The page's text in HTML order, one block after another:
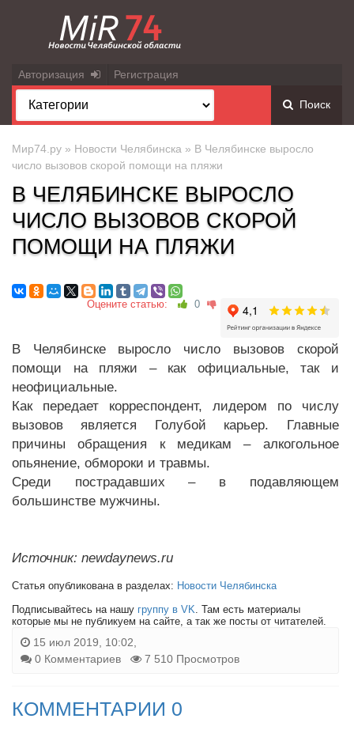
Авторизация Регистрация
Поиск
Мир74.ру » Новости Челябинска » В Челябинске выросло
число вызовов скорой помощи на пляжи
В ЧЕЛЯБИНСКЕ ВЫРОСЛО
ЧИСЛО ВЫЗОВОВ СКОРОЙ
ПОМОЩИ НА ПЛЯЖИ
Оцените статью: 0
В Челябинске выросло число вызовов скорой
помощи на пляжи – как официальные, так и
неофициальные.
Как передает корреспондент, лидером по числу
вызовов является Голубой карьер. Главные
причины обращения к медикам – алкогольное
опьянение, обмороки и травмы.
Среди пострадавших – в подавляющем
большинстве мужчины.
Источник: newdaynews.ru
Статья опубликована в разделах: Новости Челябинска
Подписывайтесь на нашу группу в VK. Там есть материалы
которые мы не публикуем на сайте, а так же посты от читателей.
15 июл 2019, 10:02,
0 Комментариев
7 510 Просмотров
КОММЕНТАРИИ 0